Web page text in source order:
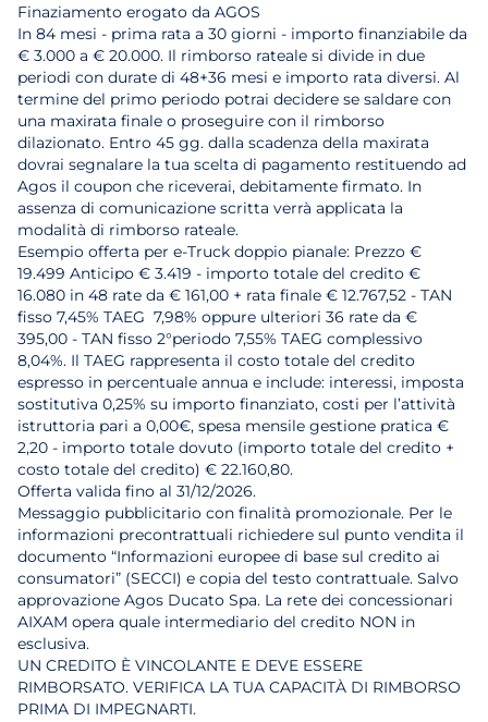
Finaziamento erogato da AGOS
In 84 mesi - prima rata a 30 giorni - importo finanziabile da
€ 3.000 a € 20.000. Il rimborso rateale si divide in due
periodi con durate di 48+36 mesi e importo rata diversi. Al
termine del primo periodo potrai decidere se saldare con
una maxirata finale o proseguire con il rimborso
dilazionato. Entro 45 gg. dalla scadenza della maxirata
dovrai segnalare la tua scelta di pagamento restituendo ad
Agos il coupon che riceverai, debitamente firmato. In
assenza di comunicazione scritta verrà applicata la
modalità di rimborso rateale.
Esempio offerta per e-Truck doppio pianale: Prezzo €
19.499 Anticipo € 3.419 - importo totale del credito €
16.080 in 48 rate da € 161,00 + rata finale € 12.767,52 - TAN
fisso 7,45% TAEG 7,98% oppure ulteriori 36 rate da €
395,00 - TAN fisso 2°periodo 7,55% TAEG complessivo
8,04%. Il TAEG rappresenta il costo totale del credito
espresso in percentuale annua e include: interessi, imposta
sostitutiva 0,25% su importo finanziato, costi per l’attività
istruttoria pari a 0,00€, spesa mensile gestione pratica €
2,20 - importo totale dovuto (importo totale del credito +
costo totale del credito) € 22.160,80.
Offerta valida fino al 31/12/2026.
Messaggio pubblicitario con finalità promozionale. Per le
informazioni precontrattuali richiedere sul punto vendita il
documento “Informazioni europee di base sul credito ai
consumatori” (SECCI) e copia del testo contrattuale. Salvo
approvazione Agos Ducato Spa. La rete dei concessionari
AIXAM opera quale intermediario del credito NON in
esclusiva.
UN CREDITO È VINCOLANTE E DEVE ESSERE
RIMBORSATO. VERIFICA LA TUA CAPACITÀ DI RIMBORSO
PRIMA DI IMPEGNARTI.